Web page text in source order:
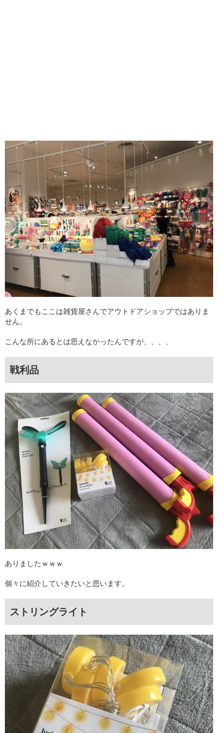
あくまでもここは雑貨屋さんでアウトドアショップではありま
せん。
こんな所にあるとは思えなかったんですが、、、、
戦利品
ありましたｗｗｗ
個々に紹介していきたいと思います。
ストリングライト